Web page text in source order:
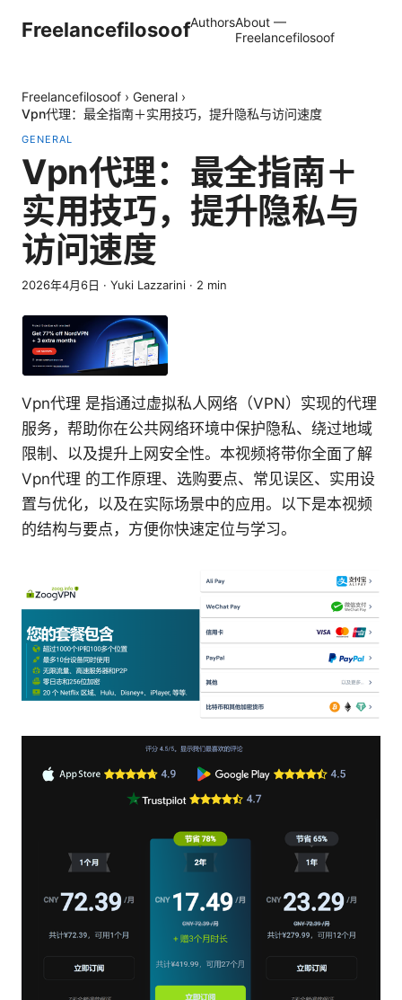
FreelancefilosoofAuthorsAbout —
Freelancefilosoof
Freelancefilosoof › General ›
Vpn代理：最全指南＋实用技巧，提升隐私与访问速度
GENERAL
Vpn代理：最全指南＋
实用技巧，提升隐私与
访问速度
2026年4月6日 · Yuki Lazzarini · 2 min
Vpn代理 是指通过虚拟私人网络（VPN）实现的代理
服务，帮助你在公共网络环境中保护隐私、绕过地域
限制、以及提升上网安全性。本视频将带你全面了解
Vpn代理 的工作原理、选购要点、常见误区、实用设
置与优化，以及在实际场景中的应用。以下是本视频
的结构与要点，方便你快速定位与学习。